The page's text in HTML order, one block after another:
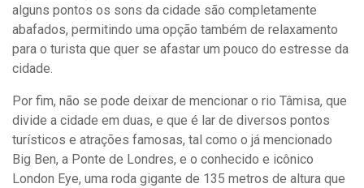
alguns pontos os sons da cidade são completamente
abafados, permitindo uma opção também de relaxamento
para o turista que quer se afastar um pouco do estresse da
cidade.
Por fim, não se pode deixar de mencionar o rio Tâmisa, que
divide a cidade em duas, e que é lar de diversos pontos
turísticos e atrações famosas, tal como o já mencionado
Big Ben, a Ponte de Londres, e o conhecido e icônico
London Eye, uma roda gigante de 135 metros de altura que